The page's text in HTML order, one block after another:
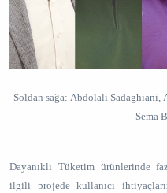
Soldan sağa: Abdolali Sadaghiani,
Sema
Dayanıklı Tüketim ürünlerinde
ilgili projede kullanıcı